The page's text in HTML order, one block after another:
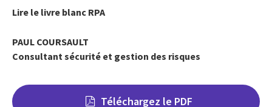
Lire le livre blanc RPA
PAUL COURSAULT
Consultant sécurité et gestion des risques
Téléchargez le PDF